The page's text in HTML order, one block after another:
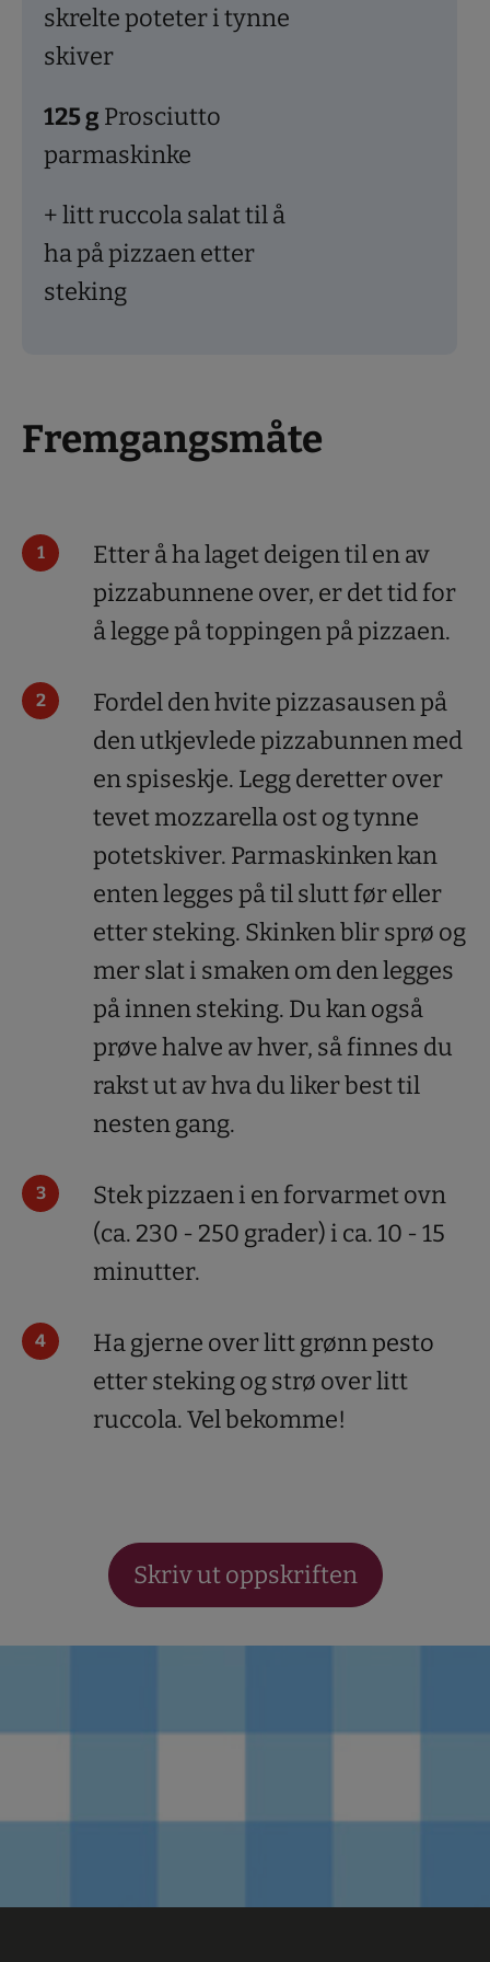
skrelte poteter i tynne
skiver
125g Prosciutto
parmaskinke
+ litt ruccola salat til å
ha på pizzaen etter
steking
Fremgangsmåte
Etter å ha laget deigen til en av
pizzabunnene over, er det tid for
å legge på toppingen på pizzaen.
Fordel den hvite pizzasausen på
den utkjevlede pizzabunnen med
en spiseskje. Legg deretter over
tevet mozzarella ost og tynne
potetskiver. Parmaskinken kan
enten legges på til slutt før eller
etter steking. Skinken blir sprø og
mer slat i smaken om den legges
på innen steking. Du kan også
prøve halve av hver, så finnes du
rakst ut av hva du liker best til
nesten gang.
Stek pizzaen i en forvarmet ovn
(ca. 230 - 250 grader) i ca. 10 - 15
minutter.
Ha gjerne over litt grønn pesto
etter steking og strø over litt
ruccola.Vel bekomme!
Skriv ut oppskriften